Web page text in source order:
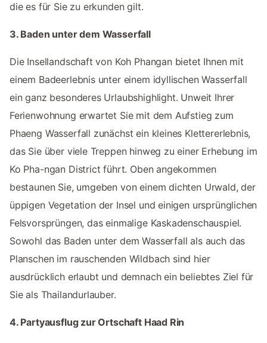
die es für Sie zu erkunden gilt.
3. Baden unter dem Wasserfall
Die Insellandschaft von Koh Phangan bietet Ihnen mit
einem Badeerlebnis unter einem idyllischen Wasserfall
ein ganz besonderes Urlaubshighlight. Unweit Ihrer
Ferienwohnung erwartet Sie mit dem Aufstieg zum
Phaeng Wasserfall zunächst ein kleines Klettererlebnis,
das Sie über viele Treppen hinweg zu einer Erhebung im
Ko Pha-ngan District führt. Oben angekommen
bestaunen Sie, umgeben von einem dichten Urwald, der
üppigen Vegetation der Insel und einigen ursprünglichen
Felsvorsprüngen, das einmalige Kaskadenschauspiel.
Sowohl das Baden unter dem Wasserfall als auch das
Planschen im rauschenden Wildbach sind hier
ausdrücklich erlaubt und demnach ein beliebtes Ziel für
Sie als Thailandurlauber.
4. Partyausflug zur Ortschaft Haad Rin